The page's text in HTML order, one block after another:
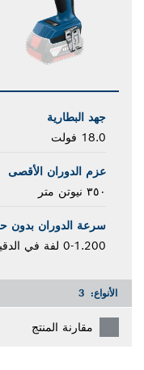
جهد البطارية
18.0 فولت
عزم الدوران الأقصى
٣٥٠ نيوتن متر
سرعة الدوران بدون
0-1.200 لفة في الدقيقة
الأنواع: 3
مقارنة المنتج